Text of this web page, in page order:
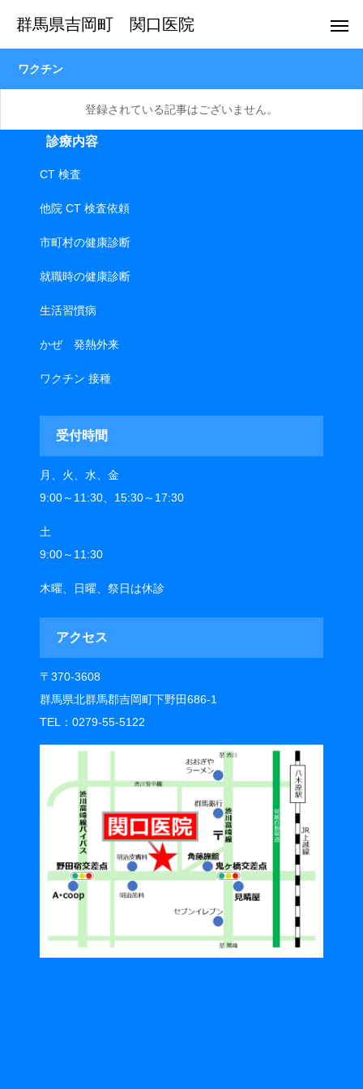
群馬県吉岡町 関口医院
ワクチン
登録されている記事はございません。
診療内容
CT 検査
他院 CT 検査依頼
市町村の健康診断
就職時の健康診断
生活習慣病
かぜ 発熱外来
ワクチン 接種
受付時間
月、火、水、金
9:00～11:30、15:30～17:30
土
9:00～11:30
木曜、日曜、祭日は休診
アクセス
〒370-3608
群馬県北群馬郡吉岡町下野田686-1
TEL：0279-55-5122